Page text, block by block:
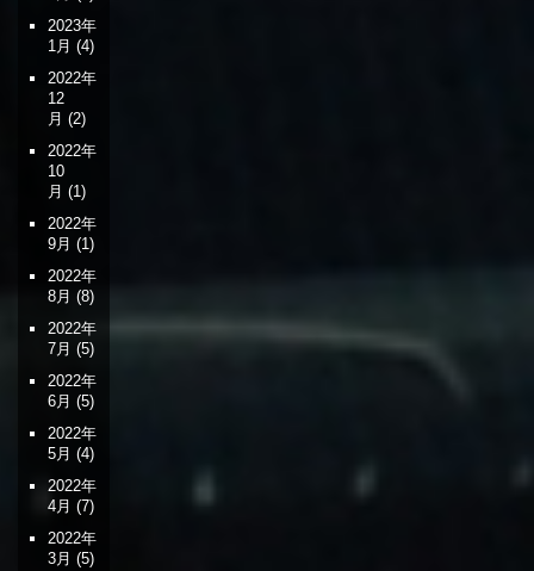
2023年
1月 (4)
2022年
12
月 (2)
2022年
10
月 (1)
2022年
9月 (1)
2022年
8月 (8)
2022年
7月 (5)
2022年
6月 (5)
2022年
5月 (4)
2022年
4月 (7)
2022年
3月 (5)